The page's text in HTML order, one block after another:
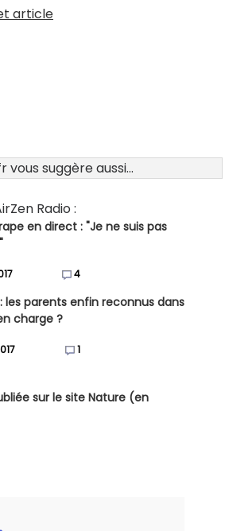
article
vous suggère aussi...
Radio :
en direct : "Je ne suis pas
4
les parents enfin reconnus dans
charge ?
1
sur le site Nature (en